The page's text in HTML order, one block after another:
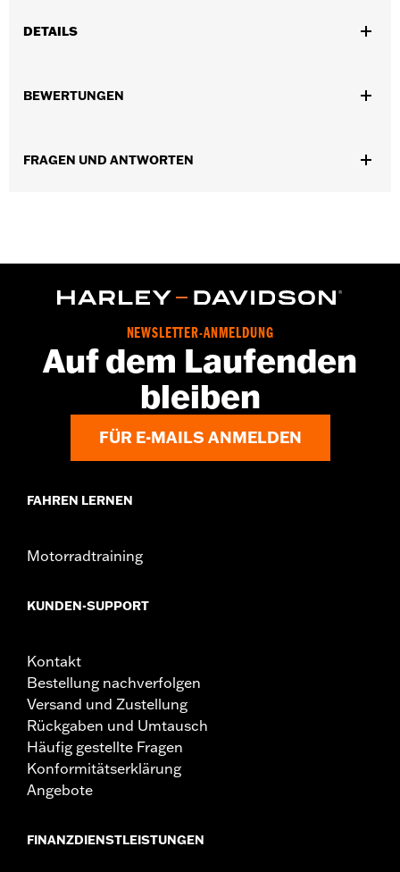
DETAILS
Empfohlene Verwendung:
BEWERTUNGEN
FRAGEN UND ANTWORTEN
NEWSLETTER-ANMELDUNG
Auf dem Laufenden
bleiben
FÜR E-MAILS ANMELDEN
FAHREN LERNEN
Motorradtraining
KUNDEN-SUPPORT
Kontakt
Bestellung nachverfolgen
Versand und Zustellung
Rückgaben und Umtausch
Häufig gestellte Fragen
Konformitätserklärung
Angebote
FINANZDIENSTLEISTUNGEN